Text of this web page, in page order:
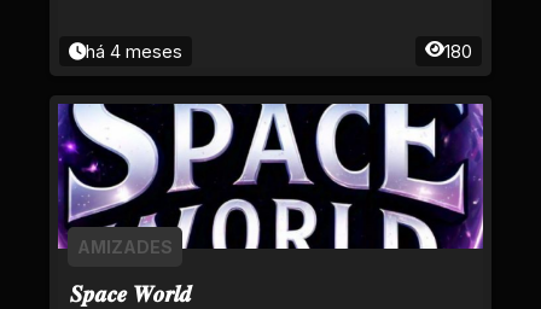
há 4 meses 180
𝑺𝒑𝒂𝒄𝒆 𝑾𝒐𝒓𝒍𝒅
AMIZADES